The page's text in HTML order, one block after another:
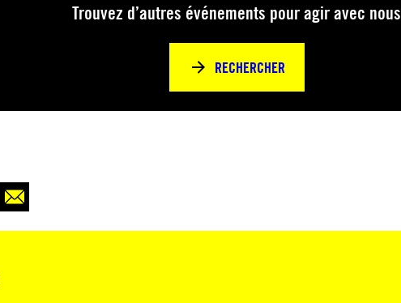
Trouvez d’autres événements pour agir avec nous
RECHERCHER